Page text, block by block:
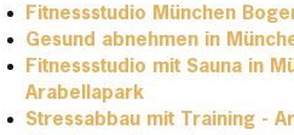
Fitnessstudio München
Gesund abnehmen in
Fitnessstudio mit Sauna in
Arabellapark
Stressabbau mit Training -